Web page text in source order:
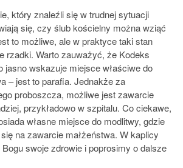
który znaleźli się w trudnej sytuacji
się, czy ślub kościelny można wziąć
to możliwe, ale w praktyce taki stan
rzadki. Warto zauważyć, że Kodeks
jasno wskazuje miejsce właściwe do
– jest to parafia. Jednakże za
proboszcza, możliwe jest zawarcie
przykładowo w szpitalu. Co ciekawe,
własne miejsce do modlitwy, gdzie
na zawarcie małżeństwa. W kaplicy
swoje zdrowie i poprosimy o dalsze